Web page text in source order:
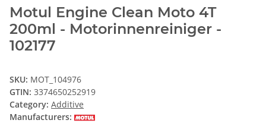
Motul Engine Clean Moto 4T
200ml - Motorinnenreiniger -
102177
SKU: MOT_104976
GTIN: 3374650252919
Category: Additive
Manufacturers: